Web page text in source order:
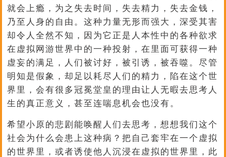
就会上瘾，为之失去时间，失去精力，失去金钱，
乃至人身的自由。这种力量无形而强大，深受其害
却令人全然不知，因为它正是人本性中的各种欲求
在虚拟网游世界中的一种投射，在里面可获得一种
虚妄的满足，人们被讨好，被引诱，被吞噬。尽管
明知是假象，却足以耗尽人们的精力，陷在这个世
界里，会有很多冠冕堂皇的理由让人无暇去思考人
生的真正意义，甚至连喘息机会也没有。
希望小原的悲剧能唤醒人们去思考，想想我们这个
社会为什么会患上这种病？把自己套牢在一个虚拟
的世界里，或者诱使他人沉浸在虚拟的世界里，此